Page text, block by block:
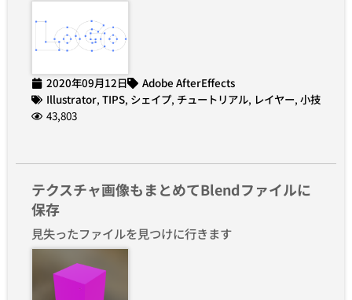
2020年09月12日
Adobe AfterEffects
Illustrator, TIPS, シェイプ, チュートリアル, レイヤー, 小技
43,803
テクスチャ画像もまとめてBlendファイルに
保存
見失ったファイルを見つけに行きます